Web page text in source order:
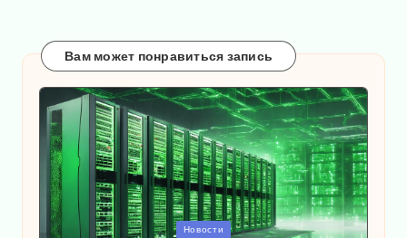
Вам может понравиться запись
Опубликовано
Новости